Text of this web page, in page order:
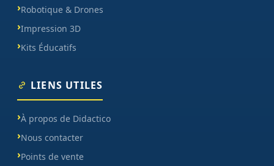
Robotique & Drones
Impression 3D
Kits Éducatifs
LIENS UTILES
À propos de Didactico
Nous contacter
Points de vente